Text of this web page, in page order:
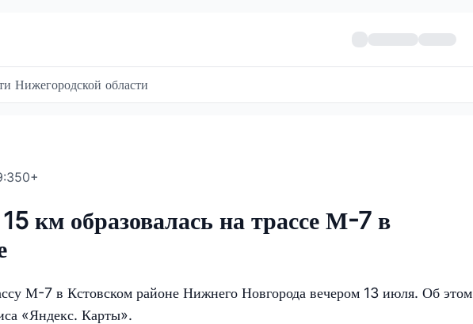
Нижегородской области
0+
км образовалась на трассе М-7 в
М-7 в Кстовском районе Нижнего Новгорода вечером 13 июля. Об этом
«Яндекс. Карты».